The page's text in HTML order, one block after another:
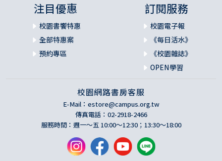
注目優惠
校園書饗特惠
全部特惠案
預約專區
訂閱服務
校園電子報
《每日活水》
《校園雜誌》
OPEN學習
校園網路書房客服
E-Mail： estore@campus.org.tw
傳真電話：02-2918-2466
服務時間：週一～五 10:00～12:30；13:30～18:00